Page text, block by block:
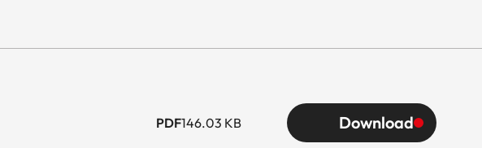
PDF146.03 KB Download